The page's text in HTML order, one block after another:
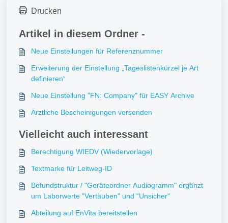
Drucken
Artikel in diesem Ordner -
Neue Einstellungen für Referenznummer
Erweiterung der Einstellung „Tageslistenkürzel je Art
definieren“
Neue Einstellung "FN: Company" für EASY Archive
Ärztliche Bescheinigungen versenden
Vielleicht auch interessant
Berechtigung WIEDV (Wiedervorlage)
Textmarke für Leitweg-ID
Befundstruktur / "Geräteordner Audiogramm" ergänzt
um Laborwerte "Vertäuben" und "Unsicher"
Abteilung auf EnVita bereitstellen